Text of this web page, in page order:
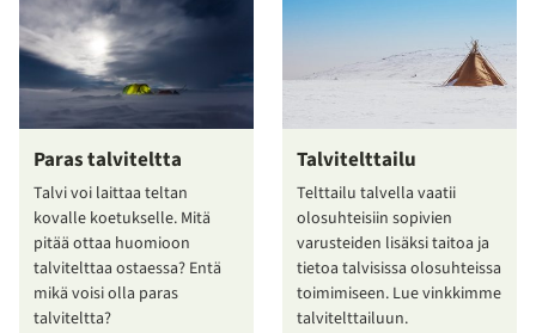
Paras talviteltta
Talvi voi laittaa teltan
kovalle koetukselle. Mitä
pitää ottaa huomioon
talvitelttaa ostaessa? Entä
mikä voisi olla paras
talviteltta?
Talvitelttailu
Telttailu talvella vaatii
olosuhteisiin sopivien
varusteiden lisäksi taitoa ja
tietoa talvisissa olosuhteissa
toimimiseen. Lue vinkkimme
talvitelttailuun.